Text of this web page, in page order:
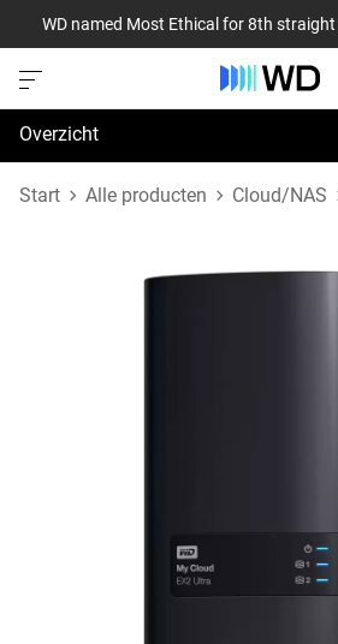
WD named Most Ethical for 8th straight
Overzicht
Specificaties
Start Alle producten Cloud/NAS